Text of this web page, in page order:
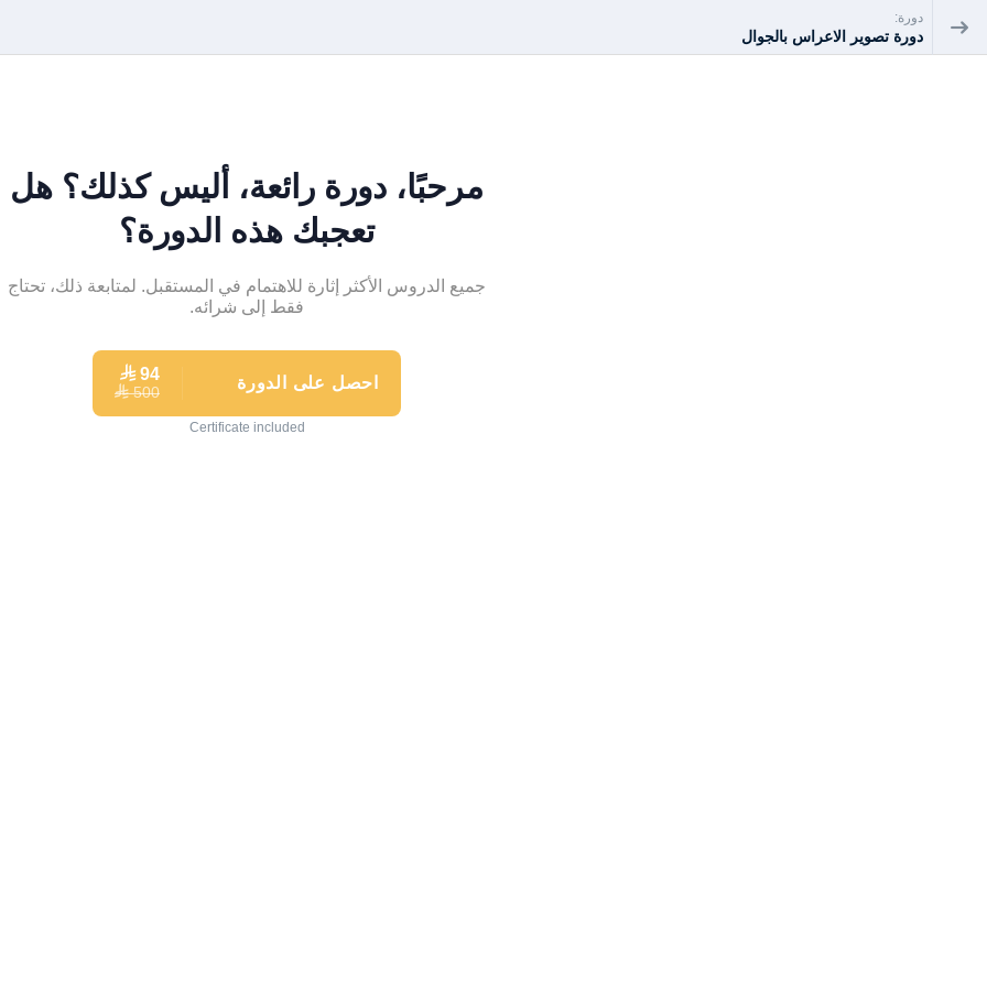
دورة:
دورة تصوير الاعراس بالجوال
مرحبًا، دورة رائعة، أليس كذلك؟ هل
تعجبك هذه الدورة؟
جميع الدروس الأكثر إثارة للاهتمام في المستقبل. لمتابعة ذلك، تحتاج
فقط إلى شرائه.
احصل على الدورة 94
⃁
500
⃁
Certificate included